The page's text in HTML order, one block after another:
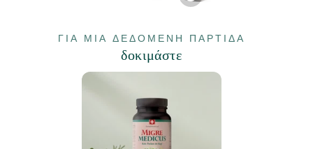
ΓΙΑ ΜΙΑ ΔΕΔΟΜΈΝΗ ΠΑΡΤΊΔΑ
δοκιμάστε